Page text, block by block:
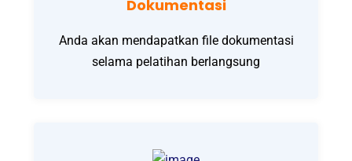
Dokumentasi
Anda akan mendapatkan file dokumentasi
selama pelatihan berlangsung